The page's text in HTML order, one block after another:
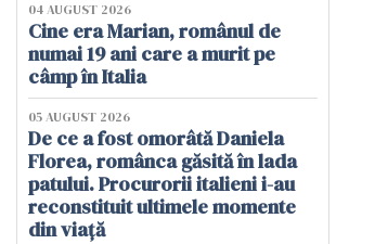
04 AUGUST 2026
Cine era Marian, românul de
numai 19 ani care a murit pe
câmp în Italia
05 AUGUST 2026
De ce a fost omorâtă Daniela
Florea, românca găsită în lada
patului. Procurorii italieni i-au
reconstituit ultimele momente
din viață